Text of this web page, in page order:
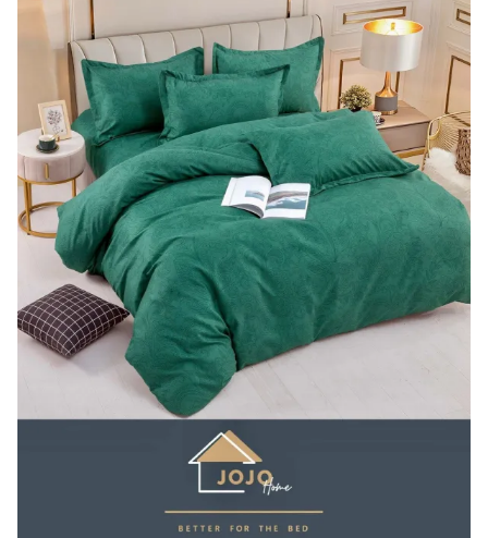
Lenjerii Creponate
Lenjerii de finet Iprimate Digital
Lenjerii de pat Bumbac 100%
Lenjerii de pat Finet + 2 Draperii
Lenjerii de pat Saten 4 piese cu
elastic